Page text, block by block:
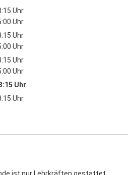
Uhr
bis 13:15 Uhr
Uhr
bis 15:00 Uhr
Uhr
bis 13:15 Uhr
Uhr
bis 15:00 Uhr
Uhr
bis 13:15 Uhr
Uhr
bis 15:00 Uhr
Uhr
bis 13:15 Uhr
Uhr